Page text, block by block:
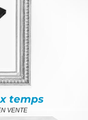
temps
VENTE